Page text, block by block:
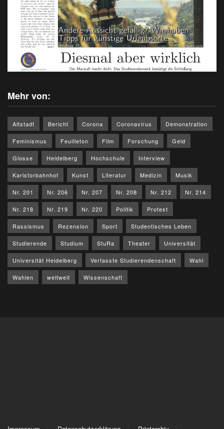
Mehr von:
Altstadt Bericht Corona Coronavirus Demonstration
Feminismus Feuilleton Film Forschung Geld
Glosse Heidelberg Hochschule Interview
Karlstorbahnhof Kunst Literatur Medizin Musik
Nr. 201 Nr. 206 Nr. 207 Nr. 208 Nr. 212 Nr. 214
Nr. 218 Nr. 219 Nr. 220 Politik Protest
Rassismus Rezension Sport Studentisches Leben
Studierende Studium StuRa Theater Universität
Universität Heidelberg Verfasste Studierendenschaft Wahl
Wahlen weltweit Wissenschaft